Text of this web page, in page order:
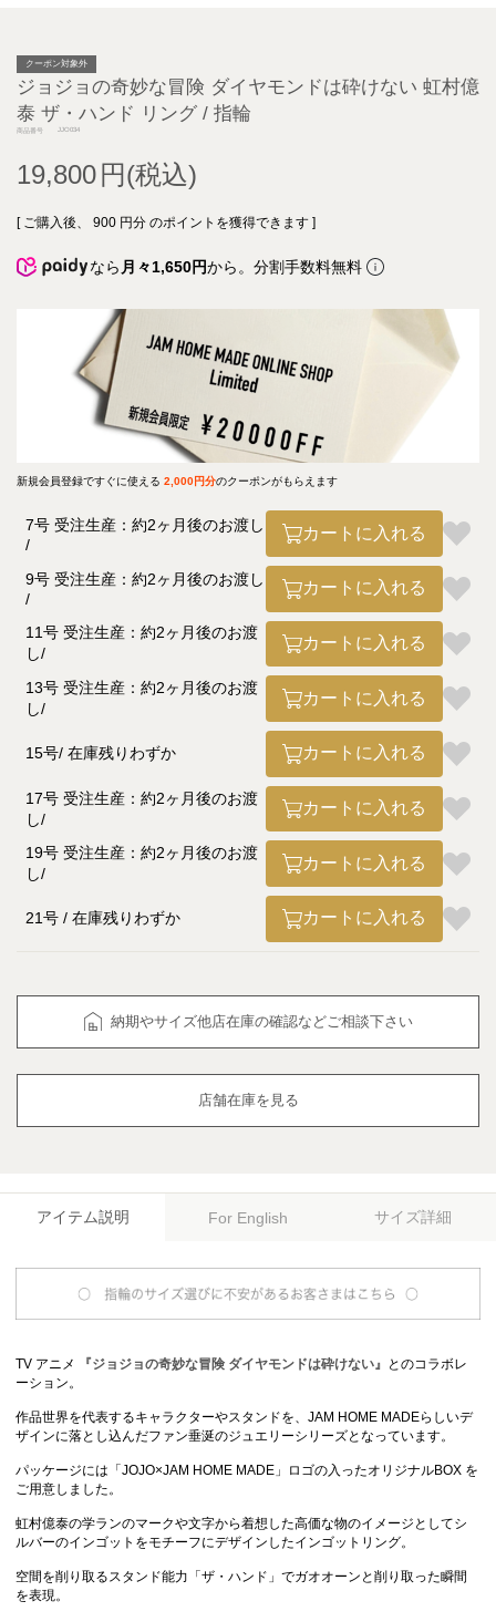
クーポン対象外
ジョジョの奇妙な冒険 ダイヤモンドは砕けない 虹村億
泰 ザ・ハンド リング / 指輪
商品番号 JJO034
19,800
[ ご購入後、 900 円分 のポイントを獲得できます ]
なら 月々1,650円から。分割手数料無料
新規会員登録ですぐに使える 2,000円分のクーポンがもらえます
7号 受注生産：約2ヶ月後のお渡し カートに入れる
9号 受注生産：約2ヶ月後のお渡し カートに入れる
11号 受注生産：約2ヶ月後のお渡
し
カートに入れる
13号 受注生産：約2ヶ月後のお渡
し
カートに入れる
15号 在庫残りわずか カートに入れる
17号 受注生産：約2ヶ月後のお渡
し
カートに入れる
19号 受注生産：約2ヶ月後のお渡
し
カートに入れる
21号 在庫残りわずか カートに入れる
納期やサイズ他店在庫の確認などご相談下さい
店舗在庫を見る
アイテム説明 For English サイズ詳細
TV アニメ 『ジョジョの奇妙な冒険 ダイヤモンドは砕けない』 とのコラボレ
ーション。
作品世界を代表するキャラクターやスタンドを、JAM HOME MADEらしいデ
ザインに落とし込んだファン垂涎のジュエリーシリーズとなっています。
パッケージには「JOJO×JAM HOME MADE」ロゴの入ったオリジナルBOX を
ご用意しました。
虹村億泰の学ランのマークや文字から着想した高価な物のイメージとしてシ
ルバーのインゴットをモチーフにデザインしたインゴットリング。
空間を削り取るスタンド能力「ザ・ハンド」でガオオーンと削り取った瞬間
を表現。